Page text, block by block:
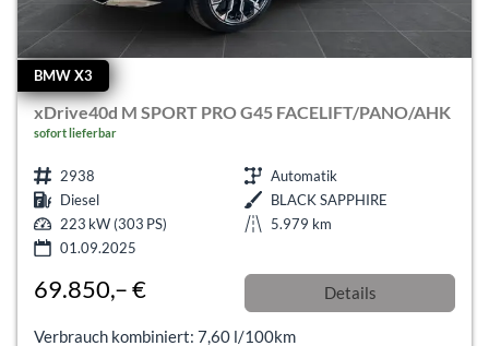
BMW X3
xDrive40d M SPORT PRO G45 FACELIFT/PANO/AHK
sofort lieferbar
2938
Automatik
Diesel
BLACK SAPPHIRE
223 kW (303 PS)
5.979 km
01.09.2025
69.850,– € Details
Verbrauch kombiniert: 7,60 l/100km